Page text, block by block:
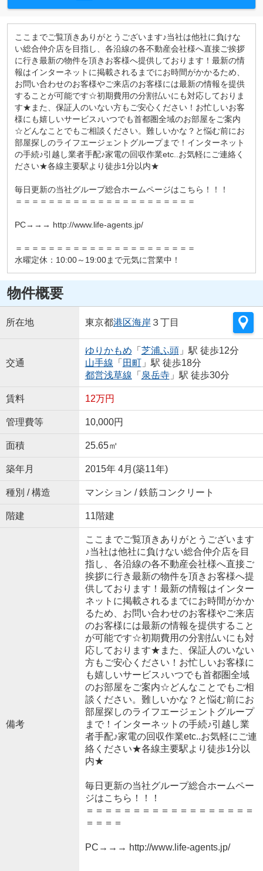
ここまでご覧頂きありがとうございます♪当社は他社に負けな
い総合仲介店を目指し、各沿線の各不動産会社様へ直接ご挨拶
に行き最新の物件を頂きお客様へ提供しております！最新の情
報はインターネットに掲載されるまでにお時間がかかるため、
お問い合わせのお客様やご来店のお客様には最新の情報を提供
することが可能です☆初期費用の分割払いにも対応しておりま
す★また、保証人のいない方もご安心ください！お忙しいお客
様にも嬉しいサービス♪いつでも首都圏全域のお部屋をご案内
☆どんなことでもご相談ください。難しいかな？と悩む前にお
部屋探しのライフエージェントグループまで！インターネット
の手続♪引越し業者手配♪家電の回収作業etc..お気軽にご連絡く
ださい★各線主要駅より徒歩1分以内★
毎日更新の当社グループ総合ホームページはこちら！！！
＝＝＝＝＝＝＝＝＝＝＝＝＝＝＝＝＝＝＝＝＝＝
PC→→→ http://www.life-agents.jp/
＝＝＝＝＝＝＝＝＝＝＝＝＝＝＝＝＝＝＝＝＝＝
水曜定休：10:00～19:00まで元気に営業中！
物件概要
所在地 東京都港区海岸 ３丁目
交通
ゆりかもめ 「 芝浦ふ頭」駅 徒歩12分
山手線 「 田町」駅 徒歩18分
都営浅草線 「 泉岳寺」駅 徒歩30分
賃料 12万円
管理費等 10,000円
面積 25.65㎡
築年月 2015年 4月(築11年)
種別 / 構造 マンション / 鉄筋コンクリート
階建 11階建
備考
ここまでご覧頂きありがとうございます
♪当社は他社に負けない総合仲介店を目
指し、各沿線の各不動産会社様へ直接ご
挨拶に行き最新の物件を頂きお客様へ提
供しております！最新の情報はインター
ネットに掲載されるまでにお時間がかか
るため、お問い合わせのお客様やご来店
のお客様には最新の情報を提供すること
が可能です☆初期費用の分割払いにも対
応しております★また、保証人のいない
方もご安心ください！お忙しいお客様に
も嬉しいサービス♪いつでも首都圏全域
のお部屋をご案内☆どんなことでもご相
談ください。難しいかな？と悩む前にお
部屋探しのライフエージェントグループ
まで！インターネットの手続♪引越し業
者手配♪家電の回収作業etc..お気軽にご連
絡ください★各線主要駅より徒歩1分以
内★
毎日更新の当社グループ総合ホームペー
ジはこちら！！！
＝＝＝＝＝＝＝＝＝＝＝＝＝＝＝＝＝＝
＝＝＝＝
PC→→→ http://www.life-agents.jp/